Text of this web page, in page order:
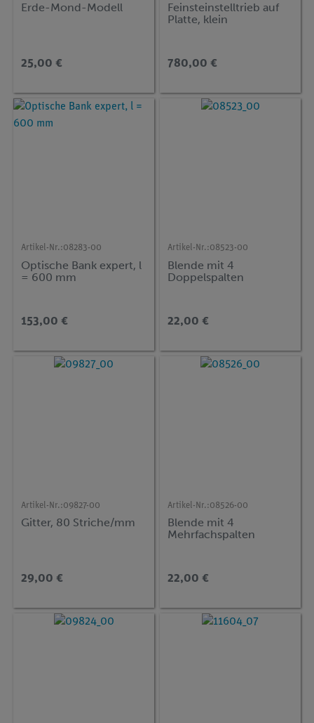
Erde-Mond-Modell
25,00 €
Feinsteinstelltrieb auf
Platte, klein
780,00 €
Artikel-Nr.:08283-00
Optische Bank expert, l
= 600 mm
153,00 €
Artikel-Nr.:08523-00
Blende mit 4
Doppelspalten
22,00 €
Artikel-Nr.:09827-00
Gitter, 80 Striche/mm
29,00 €
Artikel-Nr.:08526-00
Blende mit 4
Mehrfachspalten
22,00 €